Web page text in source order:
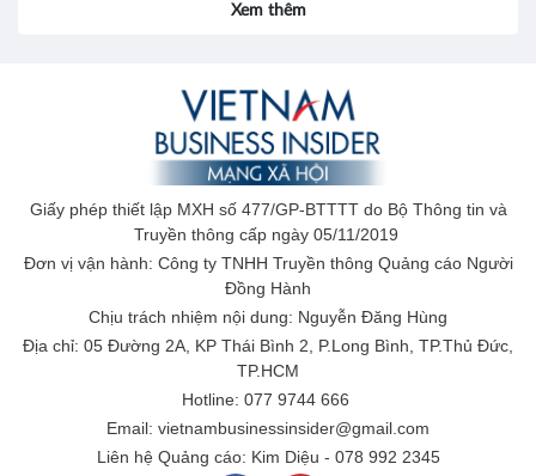
Xem thêm
Giấy phép thiết lập MXH số 477/GP-BTTTT do Bộ Thông tin và
Truyền thông cấp ngày 05/11/2019
Đơn vị vận hành: Công ty TNHH Truyền thông Quảng cáo Người
Đồng Hành
Chịu trách nhiệm nội dung: Nguyễn Đăng Hùng
Địa chỉ: 05 Đường 2A, KP Thái Bình 2, P.Long Bình, TP.Thủ Đức,
TP.HCM
Hotline: 077 9744 666
Email: vietnambusinessinsider@gmail.com
Liên hệ Quảng cáo: Kim Diệu - 078 992 2345